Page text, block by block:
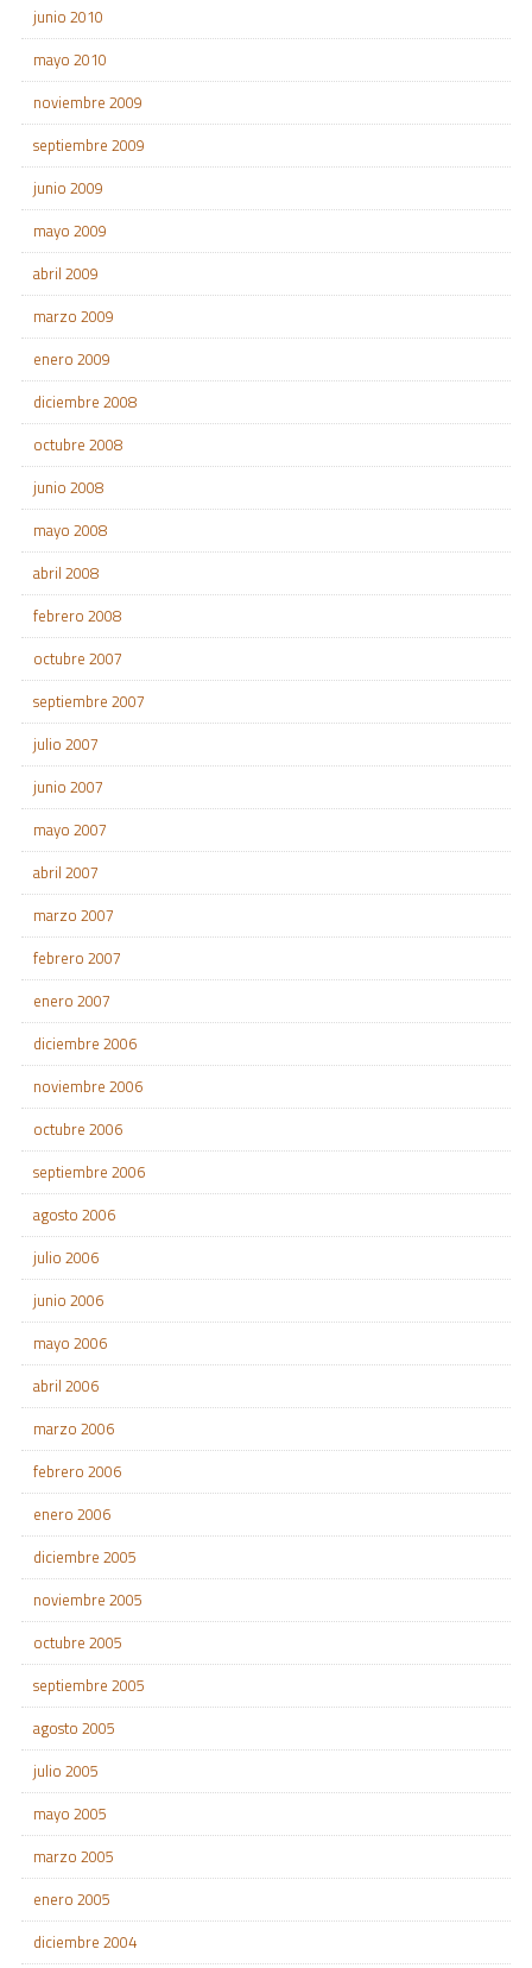
junio 2010
mayo 2010
noviembre 2009
septiembre 2009
junio 2009
mayo 2009
abril 2009
marzo 2009
enero 2009
diciembre 2008
octubre 2008
junio 2008
mayo 2008
abril 2008
febrero 2008
octubre 2007
septiembre 2007
julio 2007
junio 2007
mayo 2007
abril 2007
marzo 2007
febrero 2007
enero 2007
diciembre 2006
noviembre 2006
octubre 2006
septiembre 2006
agosto 2006
julio 2006
junio 2006
mayo 2006
abril 2006
marzo 2006
febrero 2006
enero 2006
diciembre 2005
noviembre 2005
octubre 2005
septiembre 2005
agosto 2005
julio 2005
mayo 2005
marzo 2005
enero 2005
diciembre 2004